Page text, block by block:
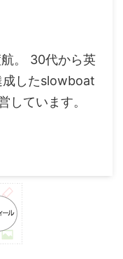
。 30代から英
成したslowboat
しています。